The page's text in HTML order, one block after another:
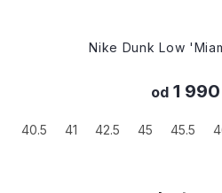
Nike Dunk
36.5 38.5